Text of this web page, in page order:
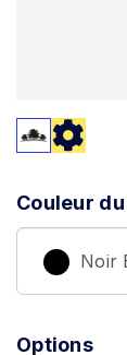
Couleur
Noir
Options